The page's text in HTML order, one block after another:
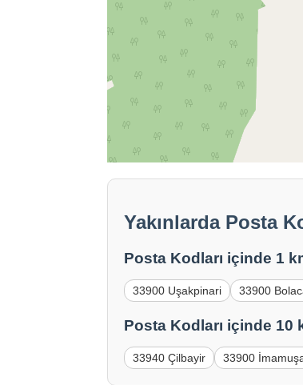
Yakınlarda Posta
Posta Kodları içinde 1
33900 Uşakpinari 33900
Posta Kodları içinde 10
33940 Çilbayir 33900